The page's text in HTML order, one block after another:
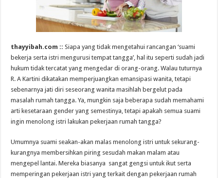
thayyibah.com ::Siapa yang tidak mengetahui rancangan ‘suami
bekerja serta istri mengurusi tempat tangga’, hal itu seperti sudah jadi
hukum tidak tercatat yang mengedar di orang-orang. Walau tuturnya
R. A Kartini dikatakan memperjuangkan emansipasi wanita, tetapi
sebenarnya jati diri seseorang wanita masihlah bergelut pada
masalah rumah tangga. Ya, mungkin saja beberapa sudah memahami
arti kesetaraan gender yang semestinya, tetapi apakah semua suami
ingin menolong istri lakukan pekerjaan rumah tangga?
Umumnya suami seakan-akan malas menolong istri untuk sekurang-
kurangnya membersihkan piring sesudah makan malam atau
mengepel lantai. Mereka biasanya sangat gengsi untuk ikut serta
memperingan pekerjaan istri yang terkait dengan pekerjaan rumah